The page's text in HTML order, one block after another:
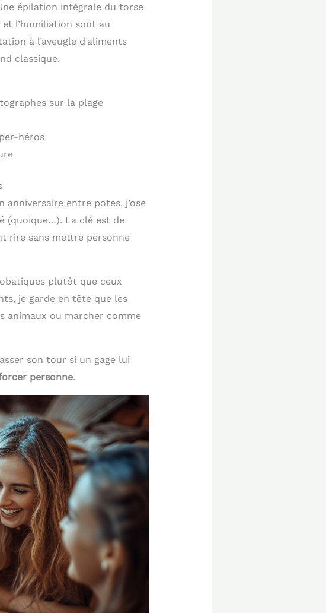
épilation intégrale du torse
l’humiliation sont au
à l’aveugle d’aliments
classique.
sur la plage
héros
anniversaire entre potes, j’ose
(quoique…). La clé est de
rire sans mettre personne
plutôt que ceux
je garde en tête que les
animaux ou marcher comme
son tour si un gage lui
personne.